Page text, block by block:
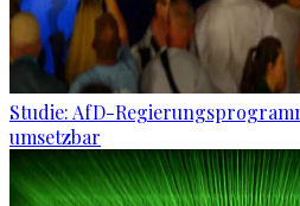
Studie: AfD-
umsetzbar